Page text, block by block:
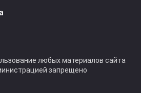
любых материалов сайта
запрещено